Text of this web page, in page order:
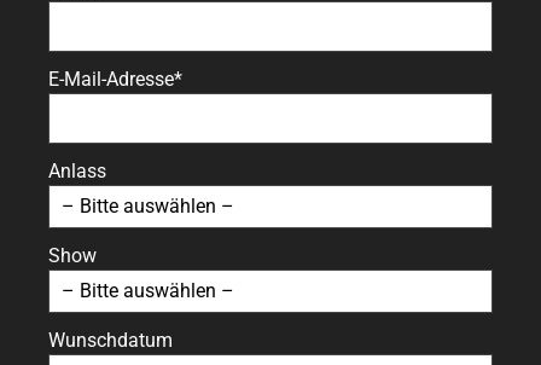
E-Mail-Adresse*
Anlass
Show
Wunschdatum